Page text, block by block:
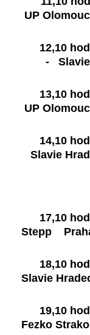
UP Olomouc
12,10
- Slavie
13,10
UP
14,10
Slavie
17,10
Stepp
18,10
Slavie
19,10
Fezko